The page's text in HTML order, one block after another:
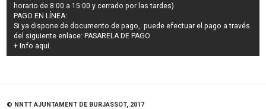
horario de 8:00 a 15:00 y cerrado por las tardes).
PAGO EN LÍNEA:
Si ya dispone de documento de pago, puede efectuar el pago a través
del siguiente enlace: PASARELA DE PAGO
+ Info aquí.
© NNTT AJUNTAMENT DE BURJASSOT, 2017